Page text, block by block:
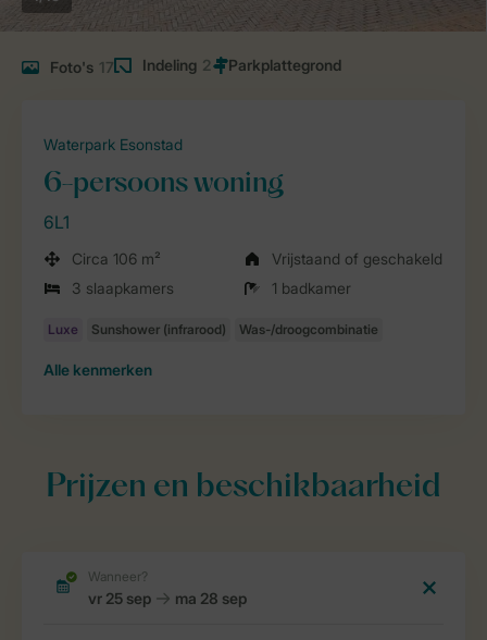
Foto's 17 Indeling 2
Waterpark Esonstad
6-persoons woning
6L1
Circa 106 m²
Vrijstaand of geschakeld
3 slaapkamers
1 badkamer
Alle kenmerken
Prijzen en beschikbaarheid